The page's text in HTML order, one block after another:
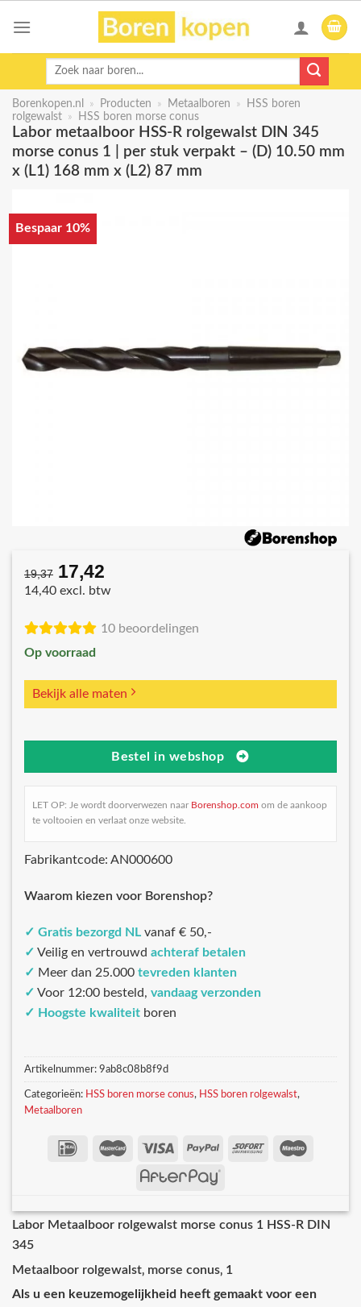
Zoeken
Borenkopen.nl » Producten » Metaalboren »
HSS boren
rolgewalst » HSS boren morse conus
Labor metaalboor HSS-R rolgewalst DIN 345
morse conus 1 | per stuk verpakt – (D) 10.50 mm
x (L1) 168 mm x (L2) 87 mm
Bespaar 10%
19,37 Oorspronkelijke
prijs
€19,37.
17,42
prijs
€17,42.
14,40 excl. btw
10 beoordelingen
Op voorraad
Bekijk alle maten
Bestel in webshop
LET OP: Je wordt doorverwezen naar Borenshop.com om de aankoop
te voltooien en verlaat onze website.
Fabrikantcode: AN000600
Waarom kiezen voor Borenshop?
✓ Gratis bezorgd NL vanaf € 50,-
✓ Veilig en vertrouwd achteraf betalen
✓ Meer dan 25.000 tevreden klanten
✓ Voor 12:00 besteld, vandaag verzonden
✓ Hoogste kwaliteit boren
Artikelnummer: 9ab8c08b8f9d
Categorieën: HSS boren morse conus, HSS boren rolgewalst,
Metaalboren
Labor Metaalboor rolgewalst morse conus 1 HSS-R DIN
345
Metaalboor rolgewalst‚ morse conus‚ 1
Als u een keuzemogelijkheid heeft gemaakt voor een